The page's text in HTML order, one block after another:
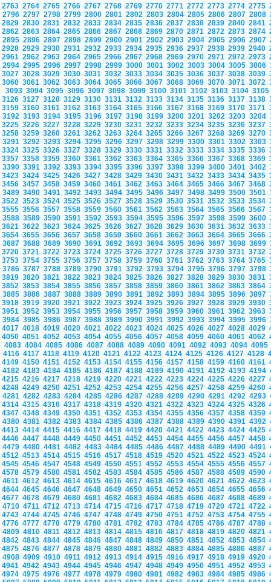
2763 2764 2765 2766 2767 2768 2769 2770 2771 2772 2773 2774 2775
2796 2797 2798 2799 2800 2801 2802 2803 2804 2805 2806 2807 2808
2829 2830 2831 2832 2833 2834 2835 2836 2837 2838 2839 2840 2841
2862 2863 2864 2865 2866 2867 2868 2869 2870 2871 2872 2873 2874
2895 2896 2897 2898 2899 2900 2901 2902 2903 2904 2905 2906 2907
2928 2929 2930 2931 2932 2933 2934 2935 2936 2937 2938 2939 2940
2961 2962 2963 2964 2965 2966 2967 2968 2969 2970 2971 2972 2973
2994 2995 2996 2997 2998 2999 3000 3001 3002 3003 3004 3005 3006
3027 3028 3029 3030 3031 3032 3033 3034 3035 3036 3037 3038 3039
3060 3061 3062 3063 3064 3065 3066 3067 3068 3069 3070 3071 3072
3093 3094 3095 3096 3097 3098 3099 3100 3101 3102 3103 3104
3126 3127 3128 3129 3130 3131 3132 3133 3134 3135 3136 3137 3138
3159 3160 3161 3162 3163 3164 3165 3166 3167 3168 3169 3170 3171
3192 3193 3194 3195 3196 3197 3198 3199 3200 3201 3202 3203 3204
3225 3226 3227 3228 3229 3230 3231 3232 3233 3234 3235 3236 3237
3258 3259 3260 3261 3262 3263 3264 3265 3266 3267 3268 3269 3270
3291 3292 3293 3294 3295 3296 3297 3298 3299 3300 3301 3302 3303
3324 3325 3326 3327 3328 3329 3330 3331 3332 3333 3334 3335 3336
3357 3358 3359 3360 3361 3362 3363 3364 3365 3366 3367 3368 3369
3390 3391 3392 3393 3394 3395 3396 3397 3398 3399 3400 3401 3402
3423 3424 3425 3426 3427 3428 3429 3430 3431 3432 3433 3434 3435
3456 3457 3458 3459 3460 3461 3462 3463 3464 3465 3466 3467 3468
3489 3490 3491 3492 3493 3494 3495 3496 3497 3498 3499 3500 3501
3522 3523 3524 3525 3526 3527 3528 3529 3530 3531 3532 3533 3534
3555 3556 3557 3558 3559 3560 3561 3562 3563 3564 3565 3566 3567
3588 3589 3590 3591 3592 3593 3594 3595 3596 3597 3598 3599 3600
3621 3622 3623 3624 3625 3626 3627 3628 3629 3630 3631 3632 3633
3654 3655 3656 3657 3658 3659 3660 3661 3662 3663 3664 3665 3666
3687 3688 3689 3690 3691 3692 3693 3694 3695 3696 3697 3698 3699
3720 3721 3722 3723 3724 3725 3726 3727 3728 3729 3730 3731 3732
3753 3754 3755 3756 3757 3758 3759 3760 3761 3762 3763 3764 3765
3786 3787 3788 3789 3790 3791 3792 3793 3794 3795 3796 3797 3798
3819 3820 3821 3822 3823 3824 3825 3826 3827 3828 3829 3830 3831
3852 3853 3854 3855 3856 3857 3858 3859 3860 3861 3862 3863 3864
3885 3886 3887 3888 3889 3890 3891 3892 3893 3894 3895 3896 3897
3918 3919 3920 3921 3922 3923 3924 3925 3926 3927 3928 3929 3930
3951 3952 3953 3954 3955 3956 3957 3958 3959 3960 3961 3962 3963
3984 3985 3986 3987 3988 3989 3990 3991 3992 3993 3994 3995 3996
4017 4018 4019 4020 4021 4022 4023 4024 4025 4026 4027 4028 4029
4050 4051 4052 4053 4054 4055 4056 4057 4058 4059 4060 4061 4062
4083 4084 4085 4086 4087 4088 4089 4090 4091 4092 4093 4094 4095
4116 4117 4118 4119 4120 4121 4122 4123 4124 4125 4126 4127 4128
4149 4150 4151 4152 4153 4154 4155 4156 4157 4158 4159 4160 4161
4182 4183 4184 4185 4186 4187 4188 4189 4190 4191 4192 4193 4194
4215 4216 4217 4218 4219 4220 4221 4222 4223 4224 4225 4226 4227
4248 4249 4250 4251 4252 4253 4254 4255 4256 4257 4258 4259 4260
4281 4282 4283 4284 4285 4286 4287 4288 4289 4290 4291 4292 4293
4314 4315 4316 4317 4318 4319 4320 4321 4322 4323 4324 4325 4326
4347 4348 4349 4350 4351 4352 4353 4354 4355 4356 4357 4358 4359
4380 4381 4382 4383 4384 4385 4386 4387 4388 4389 4390 4391 4392
4413 4414 4415 4416 4417 4418 4419 4420 4421 4422 4423 4424 4425
4446 4447 4448 4449 4450 4451 4452 4453 4454 4455 4456 4457 4458
4479 4480 4481 4482 4483 4484 4485 4486 4487 4488 4489 4490 4491
4512 4513 4514 4515 4516 4517 4518 4519 4520 4521 4522 4523 4524
4545 4546 4547 4548 4549 4550 4551 4552 4553 4554 4555 4556 4557
4578 4579 4580 4581 4582 4583 4584 4585 4586 4587 4588 4589 4590
4611 4612 4613 4614 4615 4616 4617 4618 4619 4620 4621 4622 4623
4644 4645 4646 4647 4648 4649 4650 4651 4652 4653 4654 4655 4656
4677 4678 4679 4680 4681 4682 4683 4684 4685 4686 4687 4688 4689
4710 4711 4712 4713 4714 4715 4716 4717 4718 4719 4720 4721 4722
4743 4744 4745 4746 4747 4748 4749 4750 4751 4752 4753 4754 4755
4776 4777 4778 4779 4780 4781 4782 4783 4784 4785 4786 4787 4788
4809 4810 4811 4812 4813 4814 4815 4816 4817 4818 4819 4820 4821
4842 4843 4844 4845 4846 4847 4848 4849 4850 4851 4852 4853 4854
4875 4876 4877 4878 4879 4880 4881 4882 4883 4884 4885 4886 4887
4908 4909 4910 4911 4912 4913 4914 4915 4916 4917 4918 4919 4920
4941 4942 4943 4944 4945 4946 4947 4948 4949 4950 4951 4952 4953
4974 4975 4976 4977 4978 4979 4980 4981 4982 4983 4984 4985 4986